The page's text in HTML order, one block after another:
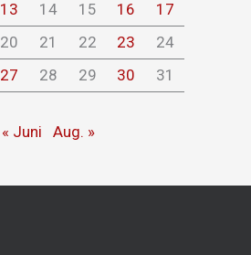
13 14 15 16
17
20 21 22 23
24
27 28 29 30 31
« Juni Aug. »